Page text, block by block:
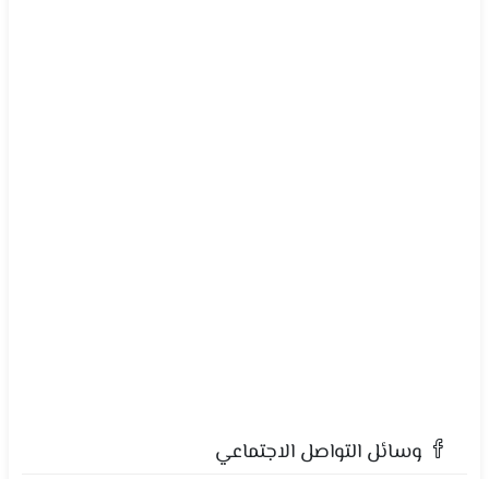
وسائل التواصل الاجتماعي